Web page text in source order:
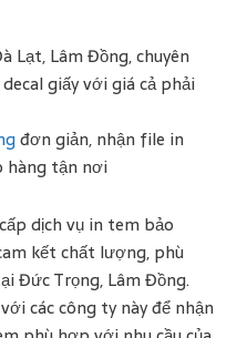
Lạt, Lâm Đồng, chuyên
giấy với giá cả phải
đơn giản, nhận file in
hàng tận nơi​
dịch vụ in tem bảo
kết chất lượng, phù
Đức Trọng, Lâm Đồng.
các công ty này để nhận